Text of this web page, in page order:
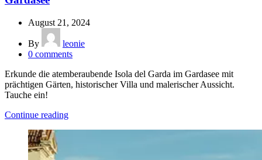
August 21, 2024
By
leonie
0 comments
Erkunde die atemberaubende Isola del Garda im Gardasee mit
prächtigen Gärten, historischer Villa und malerischer Aussicht.
Tauche ein!
Continue reading